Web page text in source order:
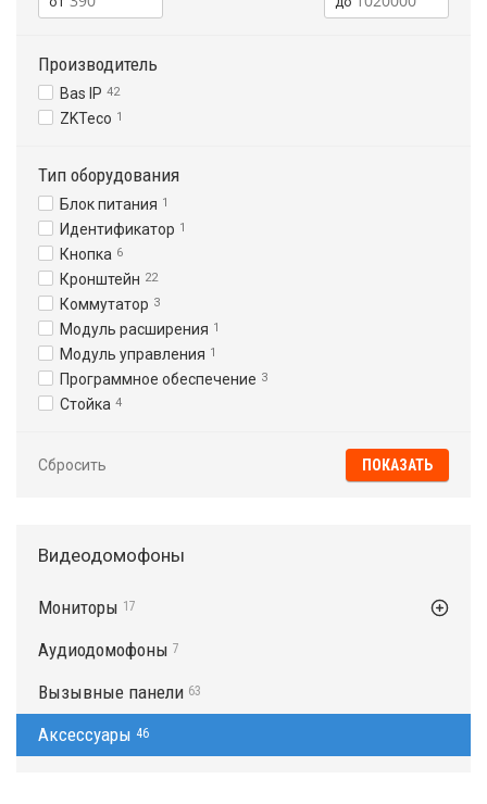
Производитель
Bas IP 42
ZKTeco 1
Тип оборудования
Блок питания 1
Идентификатор 1
Кнопка 6
Кронштейн 22
Коммутатор 3
Модуль расширения 1
Модуль управления 1
Программное обеспечение 3
Стойка 4
Сбросить
Видеодомофоны
Мониторы 17
Аудиодомофоны 7
Вызывные панели 63
Аксессуары 46